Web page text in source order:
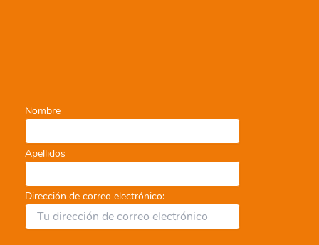
Nombre
Apellidos
Dirección de correo electrónico: